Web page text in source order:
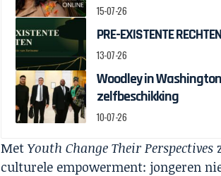
15-07-26
PRE-EXISTENTE
13-07-26
Woodley in
zelfbeschikking
10-07-26
MetYouth Change Their Perspectives
culturele empowerment: jongeren